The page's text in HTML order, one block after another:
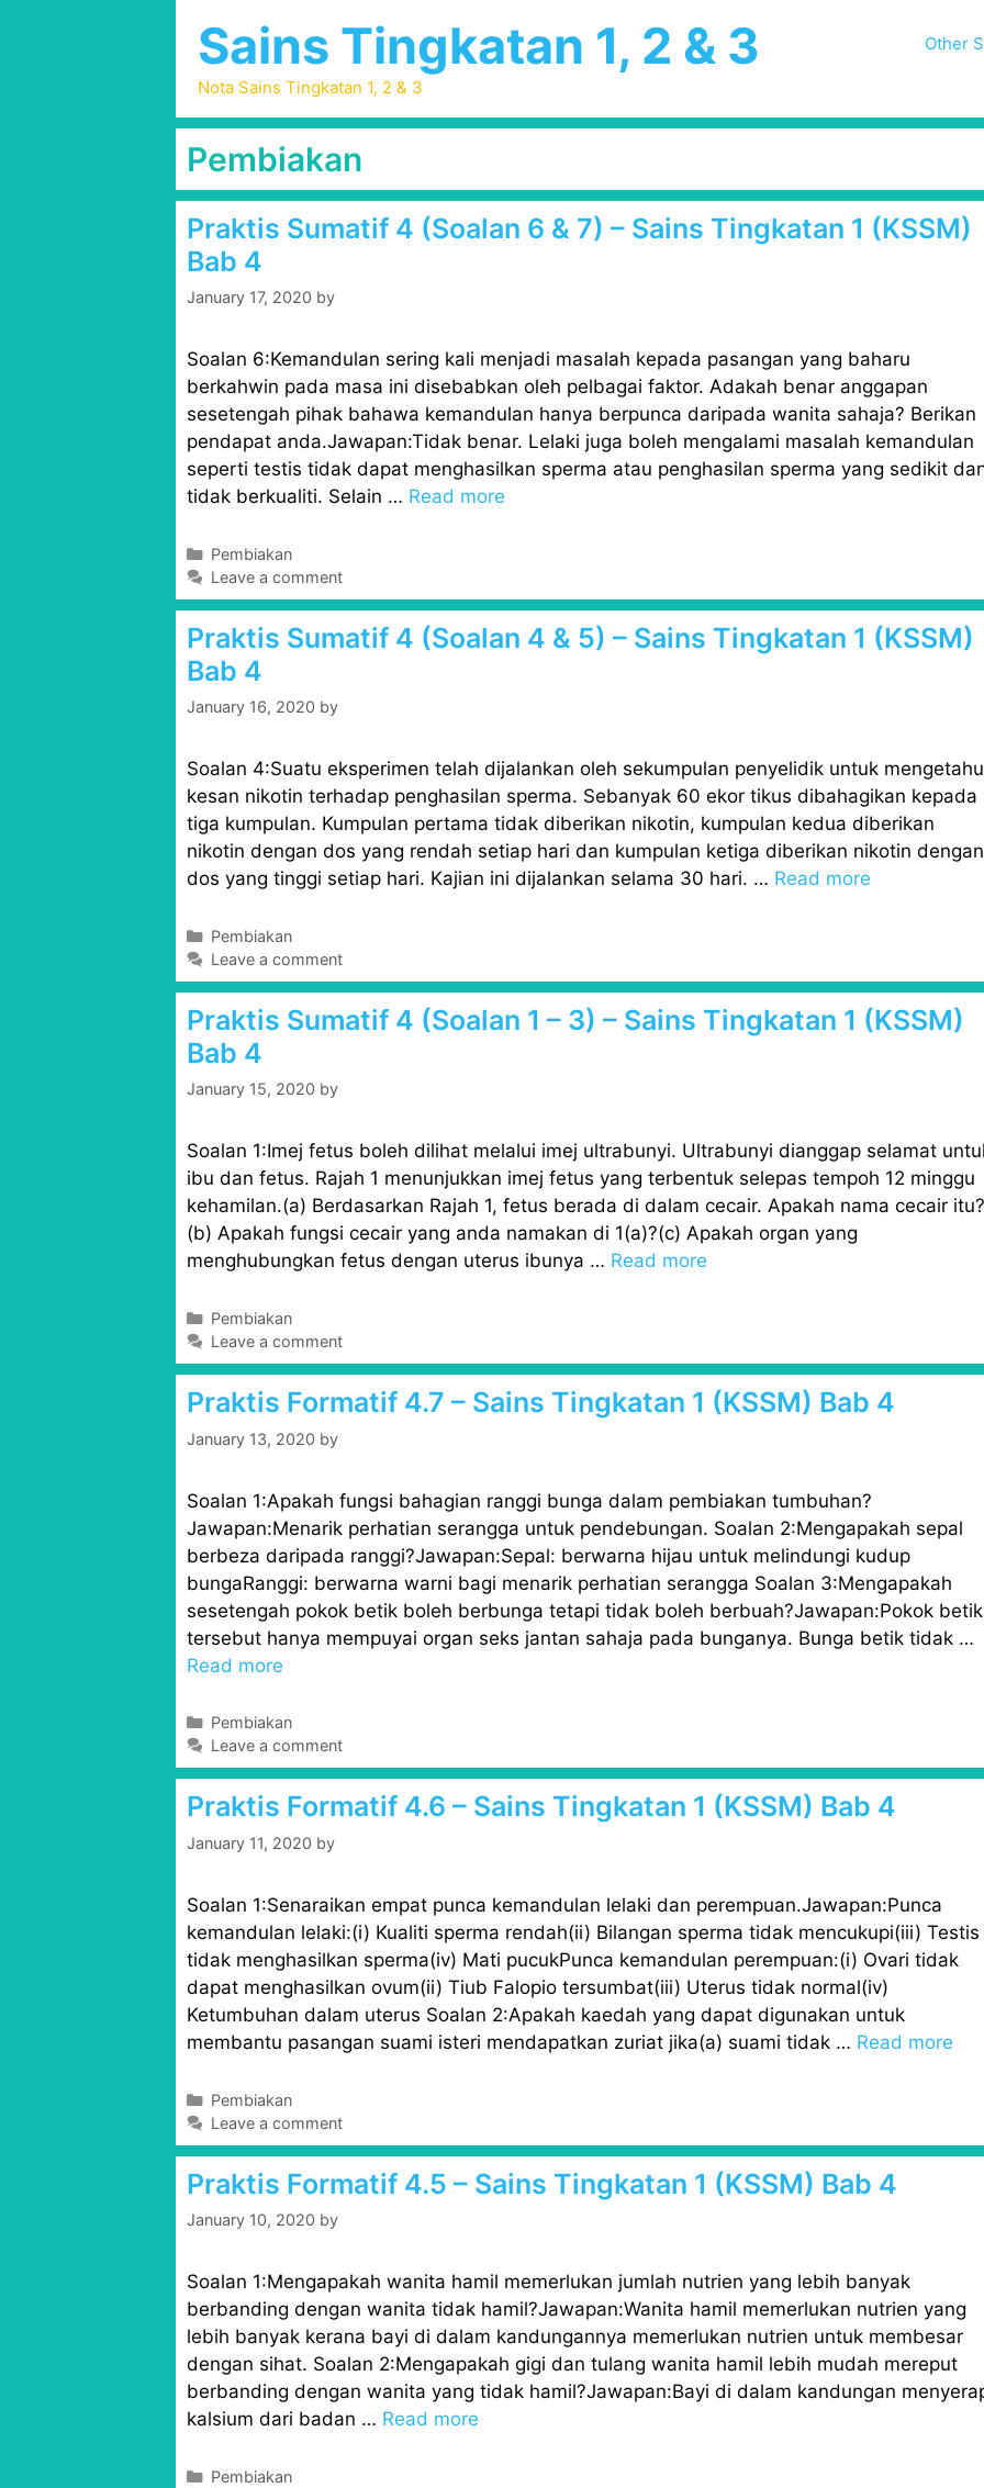
Sains Tingkatan 1, 2 & 3
Nota Sains Tingkatan 1, 2 & 3
Other
Pembiakan
Praktis Sumatif 4 (Soalan 6 & 7) – Sains Tingkatan 1 (KSSM)
Bab 4
January 17, 2020 by
Soalan 6:Kemandulan sering kali menjadi masalah kepada pasangan yang baharu
berkahwin pada masa ini disebabkan oleh pelbagai faktor. Adakah benar anggapan
sesetengah pihak bahawa kemandulan hanya berpunca daripada wanita sahaja? Berikan
pendapat anda.Jawapan:Tidak benar. Lelaki juga boleh mengalami masalah kemandulan
seperti testis tidak dapat menghasilkan sperma atau penghasilan sperma yang sedikit
tidak berkualiti. Selain … Read more
C
a
t
g
o
i
s
Pembiakan
Leave a comment
Praktis Sumatif 4 (Soalan 4 & 5) – Sains Tingkatan 1 (KSSM)
Bab 4
January 16, 2020 by
Soalan 4:Suatu eksperimen telah dijalankan oleh sekumpulan penyelidik untuk
kesan nikotin terhadap penghasilan sperma. Sebanyak 60 ekor tikus dibahagikan kepada
tiga kumpulan. Kumpulan pertama tidak diberikan nikotin, kumpulan kedua diberikan
nikotin dengan dos yang rendah setiap hari dan kumpulan ketiga diberikan nikotin dengan
dos yang tinggi setiap hari. Kajian ini dijalankan selama 30 hari. … Read more
C
a
t
g
o
i
s
Pembiakan
Leave a comment
Praktis Sumatif 4 (Soalan 1 – 3) – Sains Tingkatan 1 (KSSM)
Bab 4
January 15, 2020 by
Soalan 1:Imej fetus boleh dilihat melalui imej ultrabunyi. Ultrabunyi dianggap selamat
ibu dan fetus. Rajah 1 menunjukkan imej fetus yang terbentuk selepas tempoh 12 minggu
kehamilan.(a) Berdasarkan Rajah 1, fetus berada di dalam cecair. Apakah nama cecair itu?
(b) Apakah fungsi cecair yang anda namakan di 1(a)?(c) Apakah organ yang
menghubungkan fetus dengan uterus ibunya … Read more
C
a
t
g
o
e
s
Pembiakan
Leave a comment
Praktis Formatif 4.7 – Sains Tingkatan 1 (KSSM) Bab 4
January 13, 2020 by
Soalan 1:Apakah fungsi bahagian ranggi bunga dalam pembiakan tumbuhan?
Jawapan:Menarik perhatian serangga untuk pendebungan. Soalan 2:Mengapakah sepal
berbeza daripada ranggi?Jawapan:Sepal: berwarna hijau untuk melindungi kudup
bungaRanggi: berwarna warni bagi menarik perhatian serangga Soalan 3:Mengapakah
sesetengah pokok betik boleh berbunga tetapi tidak boleh berbuah?Jawapan:Pokok betik
tersebut hanya mempuyai organ seks jantan sahaja pada bunganya. Bunga betik tidak …
Read more
C
a
t
g
o
e
s
Pembiakan
Leave a comment
Praktis Formatif 4.6 – Sains Tingkatan 1 (KSSM) Bab 4
January 11, 2020 by
Soalan 1:Senaraikan empat punca kemandulan lelaki dan perempuan.Jawapan:Punca
kemandulan lelaki:(i) Kualiti sperma rendah(ii) Bilangan sperma tidak mencukupi(iii) Testis
tidak menghasilkan sperma(iv) Mati pucukPunca kemandulan perempuan:(i) Ovari tidak
dapat menghasilkan ovum(ii) Tiub Falopio tersumbat(iii) Uterus tidak normal(iv)
Ketumbuhan dalam uterus Soalan 2:Apakah kaedah yang dapat digunakan untuk
membantu pasangan suami isteri mendapatkan zuriat jika(a) suami tidak … Read more
C
a
t
g
o
e
s
Pembiakan
Leave a comment
Praktis Formatif 4.5 – Sains Tingkatan 1 (KSSM) Bab 4
January 10, 2020 by
Soalan 1:Mengapakah wanita hamil memerlukan jumlah nutrien yang lebih banyak
berbanding dengan wanita tidak hamil?Jawapan:Wanita hamil memerlukan nutrien yang
lebih banyak kerana bayi di dalam kandungannya memerlukan nutrien untuk membesar
dengan sihat. Soalan 2:Mengapakah gigi dan tulang wanita hamil lebih mudah mereput
berbanding dengan wanita yang tidak hamil?Jawapan:Bayi di dalam kandungan
kalsium dari badan … Read more
C
Pembiakan